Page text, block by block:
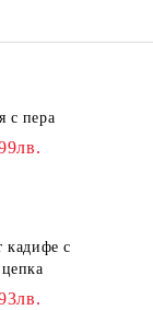
с пера
кадифе с